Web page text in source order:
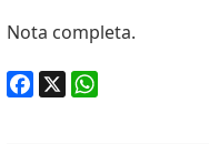
Nota completa.